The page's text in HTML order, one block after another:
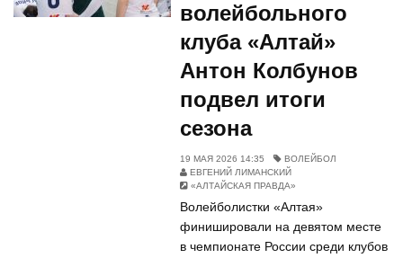
волейбольного
клуба «Алтай»
Антон Колбунов
подвел итоги
сезона
19 МАЯ 2026 14:35
ВОЛЕЙБОЛ
ЕВГЕНИЙ ЛИМАНСКИЙ
«АЛТАЙСКАЯ ПРАВДА»
Волейболистки «Алтая»
финишировали на девятом месте
в чемпионате России среди клубов